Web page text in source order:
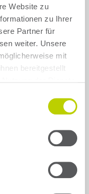
Website zu
zu Ihrer
Partner für
weiter. Unsere
mit
bereitgestellt
do
search